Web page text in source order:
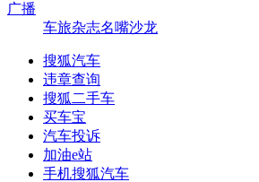
广播
车旅杂志名嘴沙龙
搜狐汽车
违章查询
搜狐二手车
买车宝
汽车投诉
加油e站
手机搜狐汽车